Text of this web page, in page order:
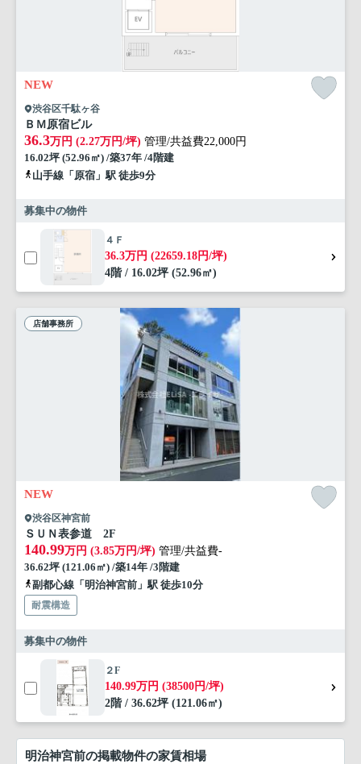
NEW
渋谷区千駄ヶ谷
ＢＭ原宿ビル
36.3万円 (2.27万円/坪) 管理/共益費22,000円
16.02坪 (52.96㎡) /築37年 /4階建
山手線「原宿」駅 徒歩9分
募集中の物件
４Ｆ
36.3万円 (22659.18円/坪)
4階 / 16.02坪 (52.96㎡)
店舗事務所
NEW
渋谷区神宮前
ＳＵＮ表参道 2F
140.99万円 (3.85万円/坪) 管理/共益費-
36.62坪 (121.06㎡) /築14年 /3階建
副都心線「明治神宮前」駅 徒歩10分
耐震構造
募集中の物件
２F
140.99万円 (38500円/坪)
2階 / 36.62坪 (121.06㎡)
明治神宮前の掲載物件の家賃相場